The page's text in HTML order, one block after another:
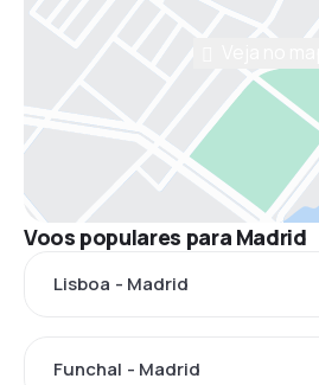
Voos populares para Madrid
Lisboa - Madrid
Funchal - Madrid